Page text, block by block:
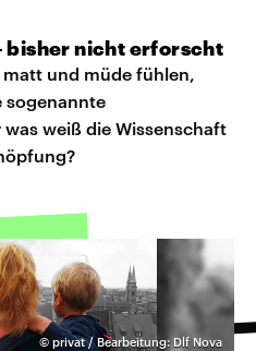
bisher nicht erforscht
und müde fühlen,
sogenannte
weiß die Wissenschaft
© privat / Bearbeitung: Dlf Nova